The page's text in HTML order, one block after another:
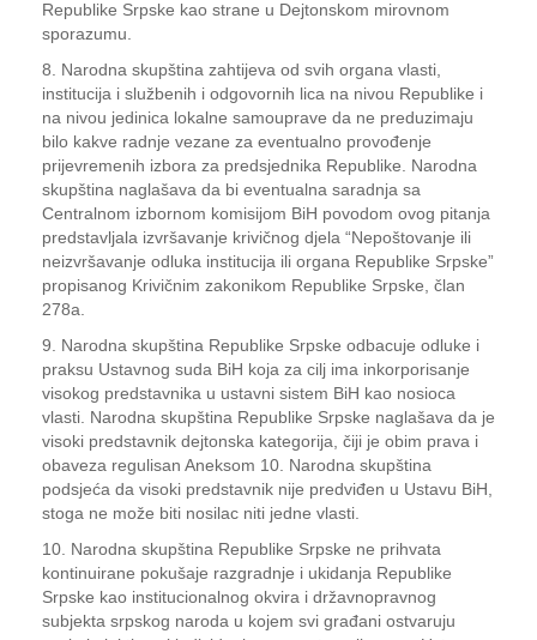
Republike Srpske kao strane u Dejtonskom mirovnom
sporazumu.
8. Narodna skupština zahtijeva od svih organa vlasti,
institucija i službenih i odgovornih lica na nivou Republike i
na nivou jedinica lokalne samouprave da ne preduzimaju
bilo kakve radnje vezane za eventualno provođenje
prijevremenih izbora za predsjednika Republike. Narodna
skupština naglašava da bi eventualna saradnja sa
Centralnom izbornom komisijom BiH povodom ovog pitanja
predstavljala izvršavanje krivičnog djela “Nepoštovanje ili
neizvršavanje odluka institucija ili organa Republike Srpske”
propisanog Krivičnim zakonikom Republike Srpske, član
278a.
9. Narodna skupština Republike Srpske odbacuje odluke i
praksu Ustavnog suda BiH koja za cilj ima inkorporisanje
visokog predstavnika u ustavni sistem BiH kao nosioca
vlasti. Narodna skupština Republike Srpske naglašava da je
visoki predstavnik dejtonska kategorija, čiji je obim prava i
obaveza regulisan Aneksom 10. Narodna skupština
podsjeća da visoki predstavnik nije predviđen u Ustavu BiH,
stoga ne može biti nosilac niti jedne vlasti.
10. Narodna skupština Republike Srpske ne prihvata
kontinuirane pokušaje razgradnje i ukidanja Republike
Srpske kao institucionalnog okvira i državnopravnog
subjekta srpskog naroda u kojem svi građani ostvaruju